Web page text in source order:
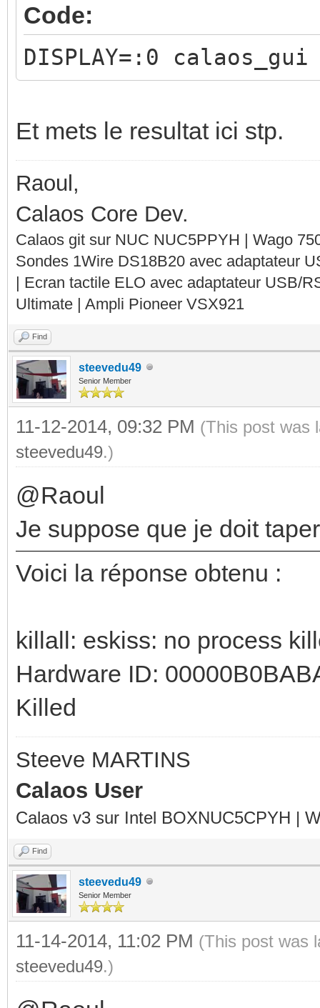
Code:
DISPLAY=:0 calaos_gui
Et mets le resultat ici stp.
Raoul,
Calaos Core Dev.
Calaos git sur NUC NUC5PPYH | Wago
Sondes 1Wire DS18B20 avec adaptateur
| Ecran tactile ELO avec adaptateur USB/
Ultimate | Ampli Pioneer VSX921
Find
steevedu49
Senior Member
11-12-2014, 09:32 PM (This post was
steevedu49.)
@Raoul
Je suppose que je doit
Voici la réponse obtenu :
killall: eskiss: no process
Hardware ID:
Killed
Steeve MARTINS
Calaos User
Calaos v3 sur Intel BOXNUC5CPYH |
Find
steevedu49
Senior Member
11-14-2014, 11:02 PM (This post was
steevedu49.)